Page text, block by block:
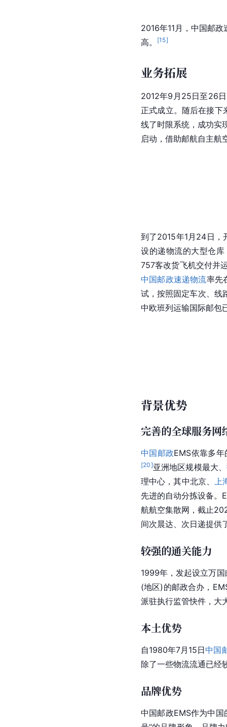
2016年11月，中国邮
高。
[15]
业务拓展
2012年9月25日至26
正式成立。随后在接下
线了时限系统，成功实
启动，借助邮航自主航
到了2015年1月24日，
设的递物流的大型仓
757客改货飞机交付并
中国邮政速递物流率先
试，按照固定车次、线
中欧班列运输国际邮包
背景优势
完善的全球服务网
中国邮政EMS依靠多
[20]亚洲地区规模最大、
理中心，其中北京、
上
先进的自动分拣设备。
航航空集散网，截止
间次晨达、次日递提供
较强的通关能力
1999年，发起设立万
(地区)的邮政合办，
派驻执行监管快件，大
本土优势
自1980年7月15日中国
除了一些物流流通已经
品牌优势
中国邮政EMS作为中国